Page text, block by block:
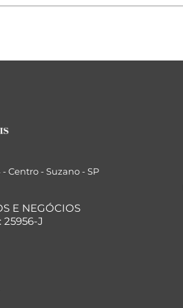
- Centro- Suzano- SP
E NEGÓCIOS
25956-J